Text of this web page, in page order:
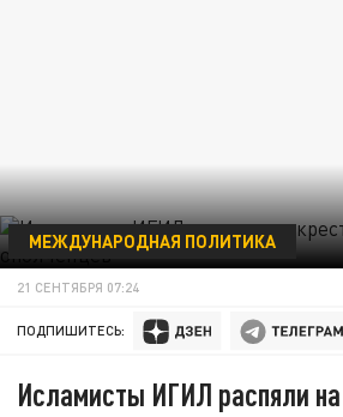
МЕЖДУНАРОДНАЯ ПОЛИТИКА
21 СЕНТЯБРЯ 07:24
ПОДПИШИТЕСЬ:
Исламисты ИГИЛ распяли